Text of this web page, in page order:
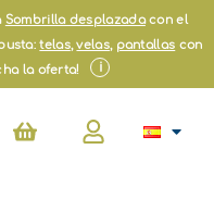
Sombrilla desplazadacon el
telas,velas, pantallas con
la oferta! i
Carrito